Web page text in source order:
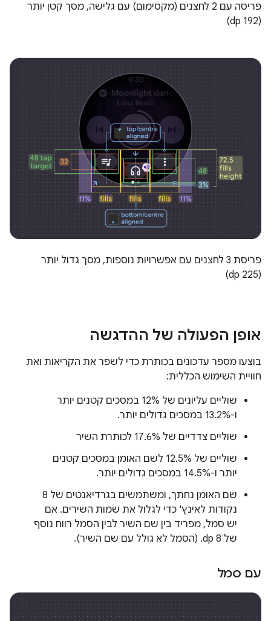
פריסה עם 2 לחצנים (מקסימום) עם גלישה, מסך קטן יותר
(192 dp)
פריסת 3 לחצנים עם אפשרויות נוספות, מסך גדול יותר
(225 dp)
אופן הפעולה של ההדגשה
בוצעו מספר עדכונים בכותרת כדי לשפר את הקריאות ואת
חוויית השימוש הכללית:
שוליים עליונים של 12% במסכים קטנים יותר
ו-13.2% במסכים גדולים יותר.
שוליים צדדיים של 17.6% לכותרת השיר
שוליים של 12.5% לשם האומן במסכים קטנים
יותר ו-14.5% במסכים גדולים יותר.
שם האומן נחתך, ומשתמשים בגרדיאנטים של 8
נקודות לאינץ' כדי לגלול את שמות השירים. אם
יש סמל, מפריד בין שם השיר לבין הסמל רווח נוסף
של 8 dp. (הסמל לא גולל עם שם השיר).
עם סמל